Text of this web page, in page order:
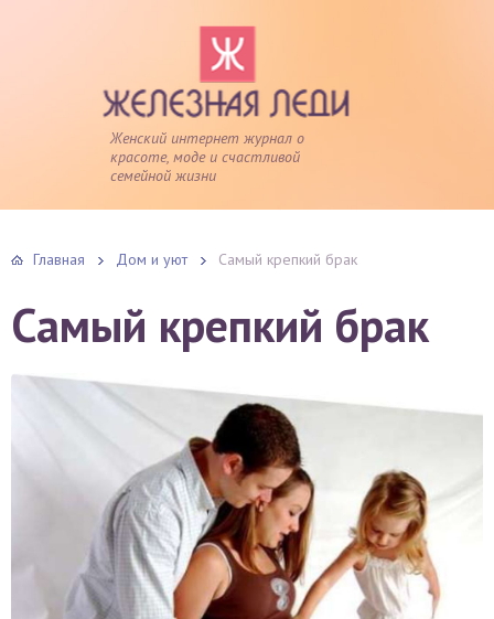
Женский интернет журнал о
красоте, моде и счастливой
семейной жизни
Главная Дом и уют Самый крепкий брак
Самый крепкий брак